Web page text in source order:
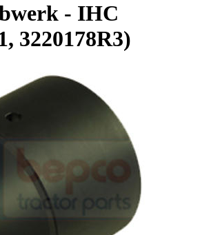
- IHC
3220178R3)